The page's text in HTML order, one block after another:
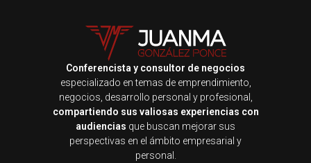
Conferencista y consultor de negocios
especializado en temas de emprendimiento,
negocios, desarrollo personal y profesional,
compartiendo sus valiosas experiencias con
audiencias que buscan mejorar sus
perspectivas en el ámbito empresarial y
personal.